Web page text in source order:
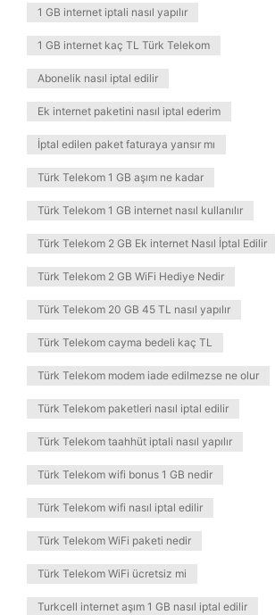
1 GB internet iptali nasıl yapılır
1 GB internet kaç TL Türk Telekom
Abonelik nasıl iptal edilir
Ek internet paketini nasıl iptal ederim
İptal edilen paket faturaya yansır mı
Türk Telekom 1 GB aşım ne kadar
Türk Telekom 1 GB internet nasıl kullanılır
Türk Telekom 2 GB Ek internet Nasıl İptal Edilir
Türk Telekom 2 GB WiFi Hediye Nedir
Türk Telekom 20 GB 45 TL nasıl yapılır
Türk Telekom cayma bedeli kaç TL
Türk Telekom modem iade edilmezse ne olur
Türk Telekom paketleri nasıl iptal edilir
Türk Telekom taahhüt iptali nasıl yapılır
Türk Telekom wifi bonus 1 GB nedir
Türk Telekom wifi nasıl iptal edilir
Türk Telekom WiFi paketi nedir
Türk Telekom WiFi ücretsiz mi
Turkcell internet aşım 1 GB nasıl iptal edilir